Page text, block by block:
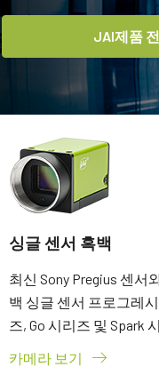
JAI제품
싱글 센서 흑백
최신 Sony Pregius 센서
백 싱글 센서 프로그레
즈, Go 시리즈 및 Spark
카메라 보기